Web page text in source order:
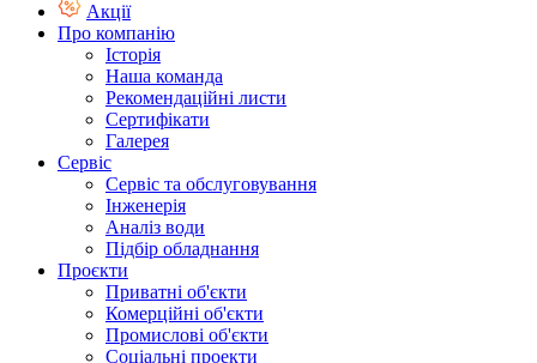
Акції
Про компанію
Історія
Наша команда
Рекомендаційні листи
Сертифікати
Галерея
Сервіс
Сервіс та обслуговування
Інженерія
Аналіз води
Підбір обладнання
Проєкти
Приватні об'єкти
Комерційні об'єкти
Промислові об'єкти
Соціальні проекти